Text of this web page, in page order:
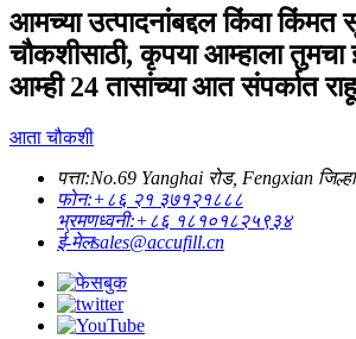
आमच्या उत्पादनांबद्दल किंवा किंमत
चौकशीसाठी, कृपया आम्हाला तुमचा
आम्ही 24 तासांच्या आत संपर्कात
आता चौकशी
पत्ता:No.69 Yanghai रोड, Fengxian
फोन:+८६ २१ ३७१२१८८८
भ्रमणध्वनी:+८६ १८१०१८२५९३४
ई-मेलsales@accufill.cn